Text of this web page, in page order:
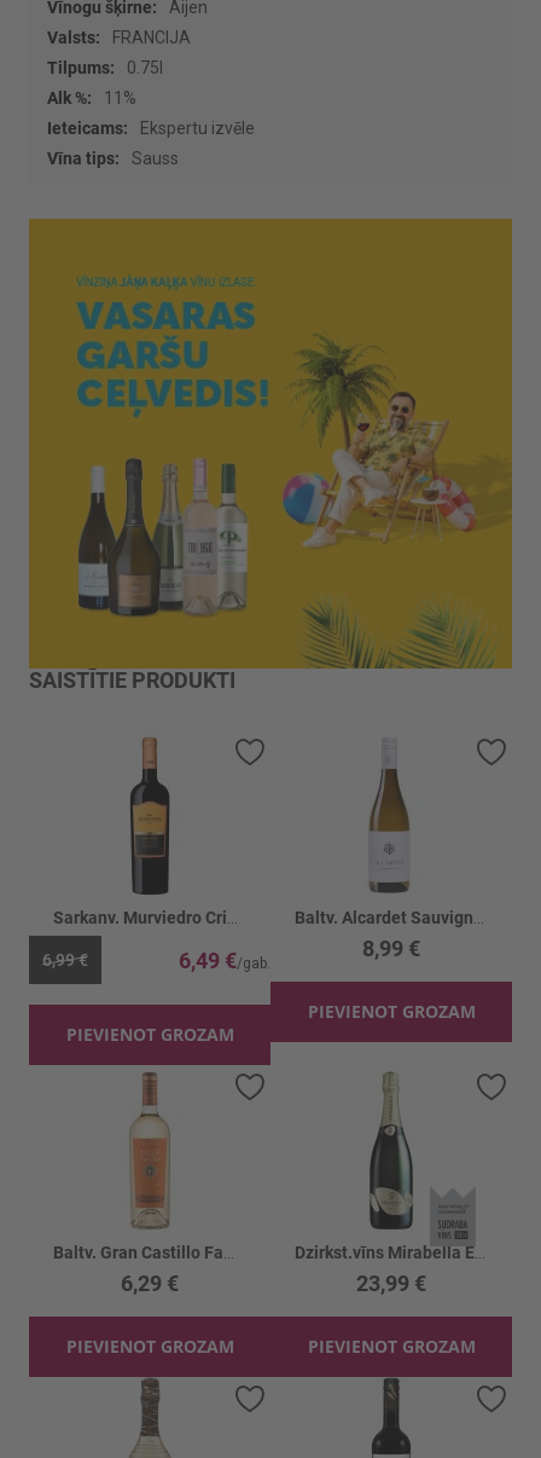
Vairāk
informācijas
Aijen
FRANCIJA
0.75l
11%
Ekspertu izvēle
Sauss
SAISTĪTIE PRODUKTI
6,99 € 6,49 €
PIEVIENOT GROZAM
8,99 €
PIEVIENOT GROZAM
6,29 €
PIEVIENOT GROZAM
Pievienot vēlmju sarakstam
23,99 €
PIEVIENOT GROZAM
Pievienot vēlmju sarakstam